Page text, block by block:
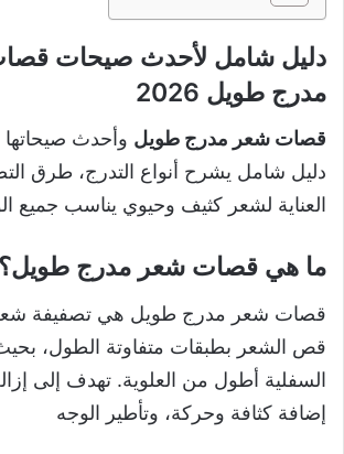
دليل شامل لأحدث صيحات
مدرج طويل 2026
قصات شعر مدرج طويل
دليل شامل يشرح أنواع التدرج، طرق
العناية لشعر كثيف وحيوي يناسب جميع
ما هي قصات شعر مدرج طويل؟
قصات شعر مدرج طويل هي تصفيفة
قص الشعر بطبقات متفاوتة الطول،
السفلية أطول من العلوية. تهدف إلى
إضافة كثافة وحركة، وتأطير الوجه